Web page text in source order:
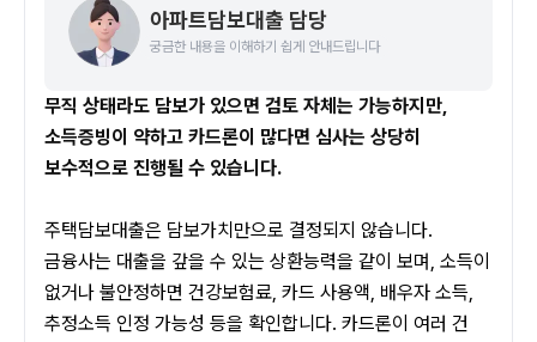
아파트담보대출 담당
궁금한 내용을 이해하기 쉽게 안내드립니다
무직 상태라도 담보가 있으면 검토 자체는 가능하지만,
소득증빙이 약하고 카드론이 많다면 심사는 상당히
보수적으로 진행될 수 있습니다.
주택담보대출은 담보가치만으로 결정되지 않습니다.
금융사는 대출을 갚을 수 있는 상환능력을 같이 보며, 소득이
없거나 불안정하면 건강보험료, 카드 사용액, 배우자 소득,
추정소득 인정 가능성 등을 확인합니다. 카드론이 여러 건